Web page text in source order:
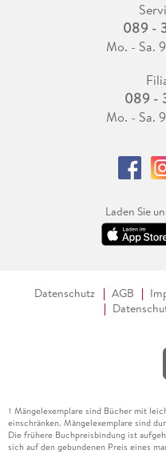
089 -
Mo. - Sa.
089 -
Mo. - Sa.
Laden Sie
Datenschutz AGB
1 Mängelexemplare sind Bücher mit
einschränken. Mängelexemplare sind
Die frühere Buchpreisbindung ist
sich auf den gebundenen Preis eines